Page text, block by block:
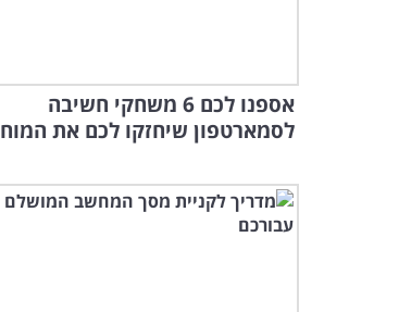
אספנו לכם 6 משחקי חשיבה
לסמארטפון שיחזקו לכם את המוח